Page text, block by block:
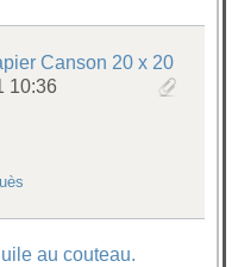
Canson 20 x 20
10:36
au couteau.